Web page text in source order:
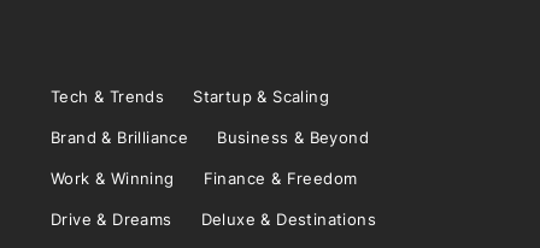
Tech & Trends Startup & Scaling
Brand & Brilliance Business & Beyond
Work & Winning Finance & Freedom
Drive & Dreams Deluxe & Destinations